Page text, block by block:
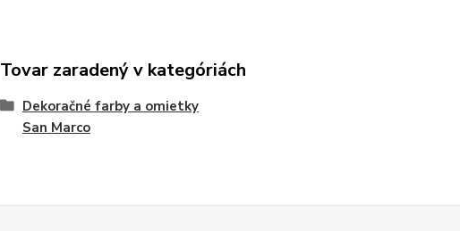
Tovar zaradený v kategóriách
Dekoračné farby a omietky
San Marco